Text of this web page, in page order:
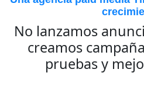
No lanzamos
creamos
pruebas y